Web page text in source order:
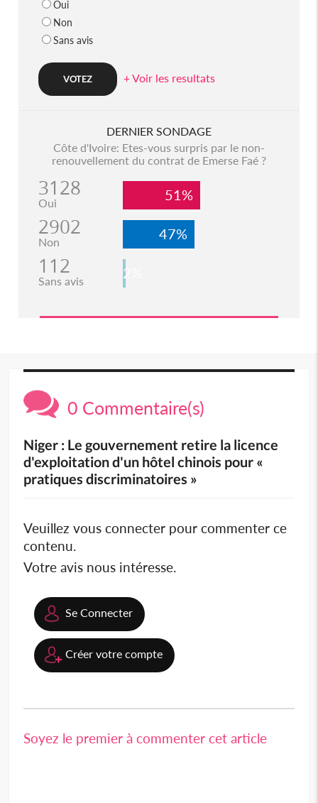
Oui
Non
Sans avis
+ Voir les resultats
DERNIER SONDAGE
Côte d'Ivoire: Etes-vous surpris par le non-
renouvellement du contrat de Emerse Faé ?
3128
Oui 51%
2902
Non 47%
112
Sans avis 2%
0 Commentaire(s)
Niger : Le gouvernement retire la licence
d'exploitation d'un hôtel chinois pour «
pratiques discriminatoires »
Veuillez vous connecter pour commenter ce
contenu.
Votre avis nous intéresse.
Se Connecter
Créer votre compte
Soyez le premier à commenter cet article